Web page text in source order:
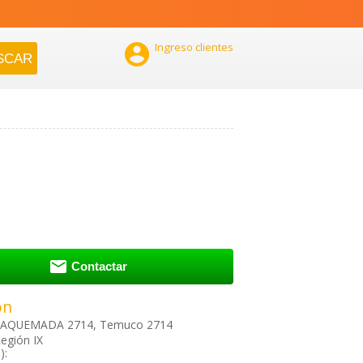
 Ingreso clientes
 Contactar
2714, Temuco 2714
IX